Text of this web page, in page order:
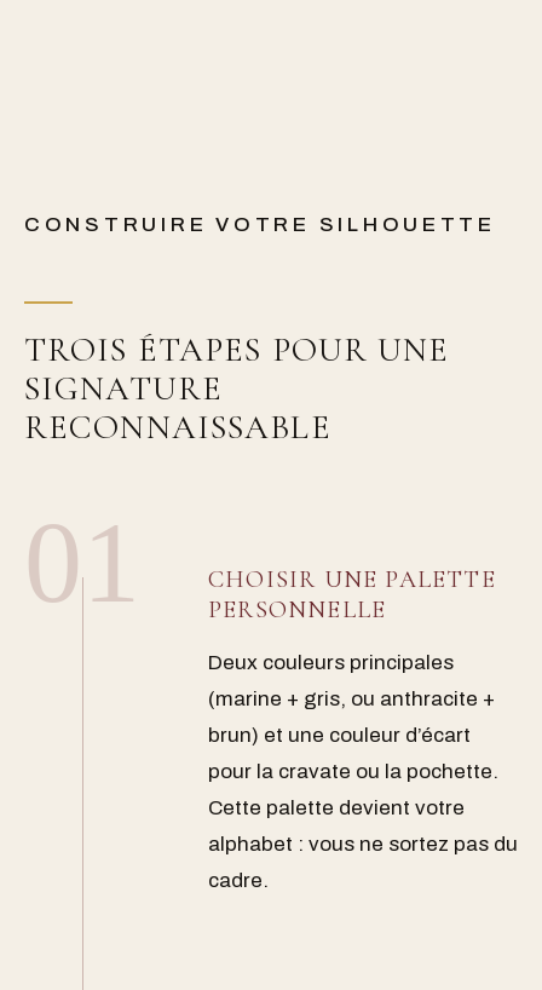
CONSTRUIRE VOTRE SILHOUETTE
TROIS ÉTAPES POUR UNE
SIGNATURE
RECONNAISSABLE
01
CHOISIR UNE PALETTE
PERSONNELLE
Deux couleurs principales
(marine + gris, ou anthracite +
brun) et une couleur d’écart
pour la cravate ou la pochette.
Cette palette devient votre
alphabet : vous ne sortez pas du
cadre.